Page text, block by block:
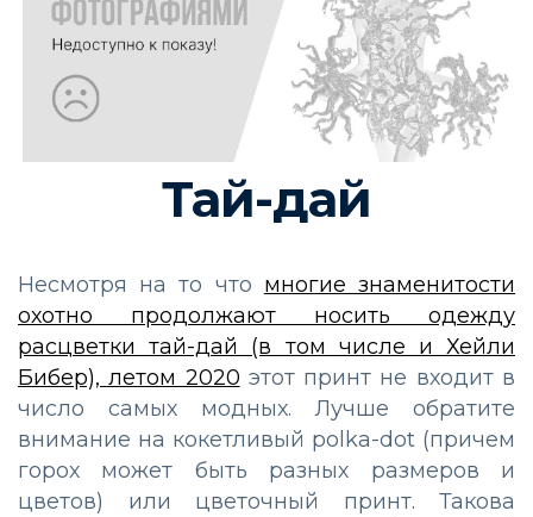
Тай-дай
Несмотря на то что многие знаменитости
охотно продолжают носить одежду
расцветки тай-дай (в том числе и Хейли
Бибер), летом 2020 этот принт не входит в
число самых модных. Лучше обратите
внимание на кокетливый polka-dot (причем
горох может быть разных размеров и
цветов) или цветочный принт. Такова